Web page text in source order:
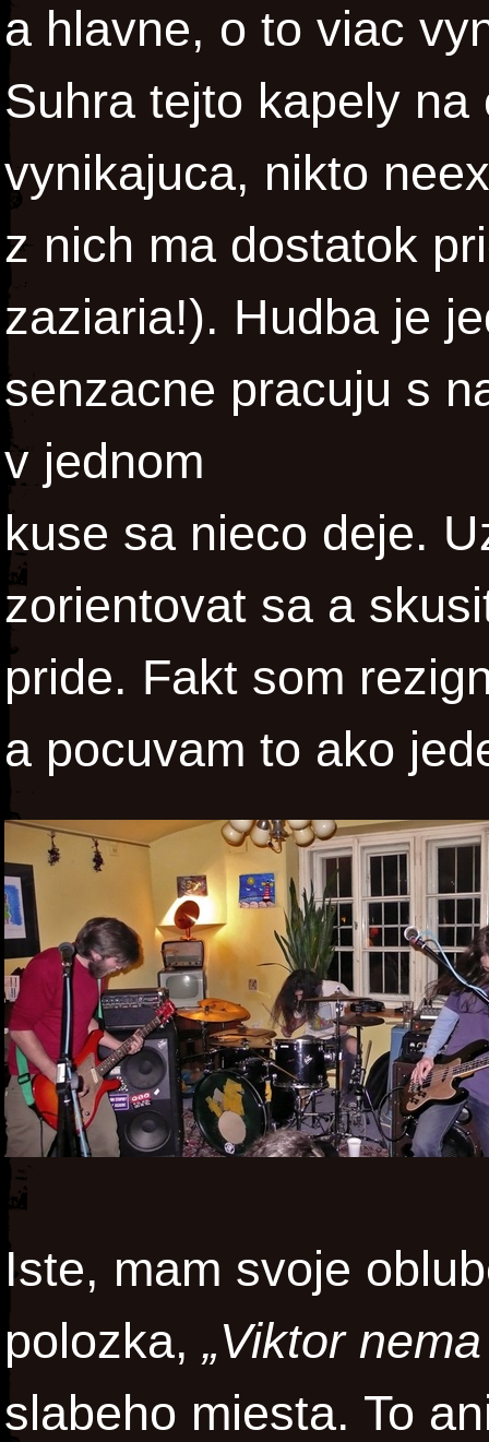
a hlavne, o to viac
Suhra tejto kapely na
vynikajuca, nikto
z nich ma dostatok
zaziaria!). Hudba je
senzacne pracuju s
v jednom
kuse sa nieco deje.
zorientovat sa a
pride. Fakt som
a pocuvam to ako
Iste, mam svoje
polozka, „Viktor
slabeho miesta. To